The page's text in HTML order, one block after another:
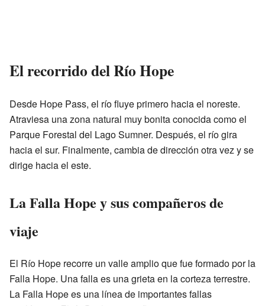
El recorrido del Río Hope
Desde Hope Pass, el río fluye primero hacia el noreste.
Atraviesa una zona natural muy bonita conocida como el
Parque Forestal del Lago Sumner. Después, el río gira
hacia el sur. Finalmente, cambia de dirección otra vez y se
dirige hacia el este.
La Falla Hope y sus compañeros de
viaje
El Río Hope recorre un valle amplio que fue formado por la
Falla Hope. Una falla es una grieta en la corteza terrestre.
La Falla Hope es una línea de importantes fallas